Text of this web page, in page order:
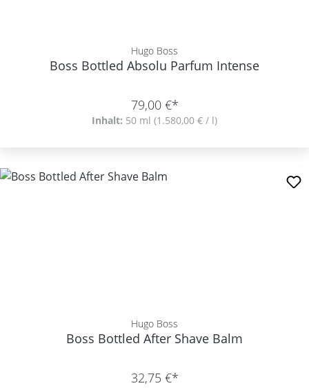
Hugo Boss
Boss Bottled Absolu Parfum Intense
79,00 €*
Inhalt: 50 ml (1.580,00 € / l)
Hugo Boss
Boss Bottled After Shave Balm
32,75 €*